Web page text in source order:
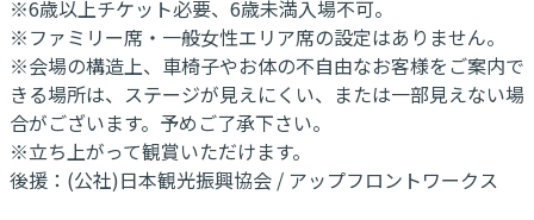
※6歳以上チケット必要、6歳未満入場不可。
※ファミリー席・一般女性エリア席の設定はありません。
※会場の構造上、車椅子やお体の不自由なお客様をご案内で
きる場所は、ステージが見えにくい、または一部見えない場
合がございます。予めご了承下さい。
※立ち上がって観賞いただけます。
後援：(公社)日本観光振興協会 / アップフロントワークス